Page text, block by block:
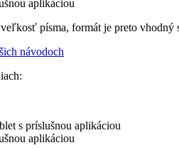
aplikáciou
písma, formát je preto vhodný
návodoch
s príslušnou aplikáciou
aplikáciou